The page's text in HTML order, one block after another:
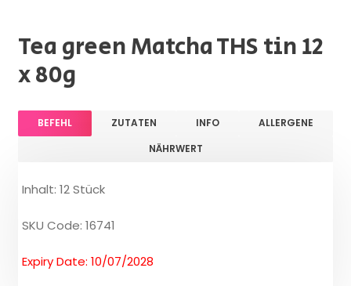
Tea green Matcha THS tin 12
x 80g
BEFEHL ZUTATEN INFO
ALLERGENE
NÄHRWERT
Inhalt: 12 Stück
SKU Code: 16741
Expiry Date: 10/07/2028